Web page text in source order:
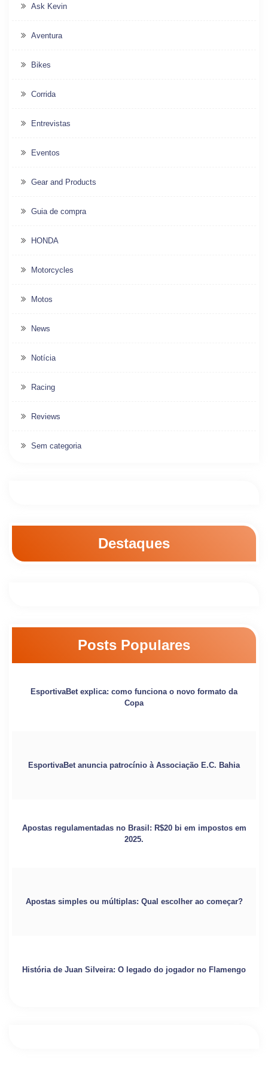
Ask Kevin
Aventura
Bikes
Corrida
Entrevistas
Eventos
Gear and Products
Guia de compra
HONDA
Motorcycles
Motos
News
Notícia
Racing
Reviews
Sem categoria
Destaques
Posts Populares
EsportivaBet explica: como funciona o novo formato da
Copa
EsportivaBet anuncia patrocínio à Associação E.C. Bahia
Apostas regulamentadas no Brasil: R$20 bi em impostos em
2025.
Apostas simples ou múltiplas: Qual escolher ao começar?
História de Juan Silveira: O legado do jogador no Flamengo